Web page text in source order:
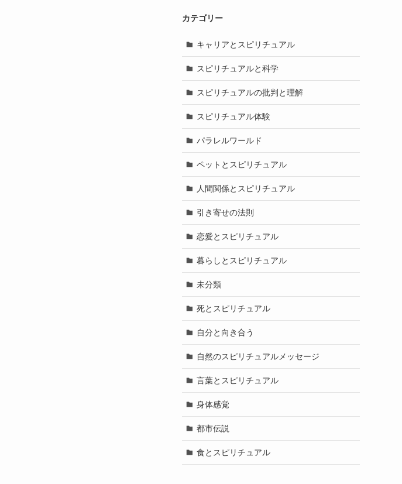
カテゴリー
キャリアとスピリチュアル
スピリチュアルと科学
スピリチュアルの批判と理解
スピリチュアル体験
パラレルワールド
ペットとスピリチュアル
人間関係とスピリチュアル
引き寄せの法則
恋愛とスピリチュアル
暮らしとスピリチュアル
未分類
死とスピリチュアル
自分と向き合う
自然のスピリチュアルメッセージ
言葉とスピリチュアル
身体感覚
都市伝説
食とスピリチュアル